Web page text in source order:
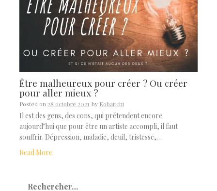
Être malheureux pour créer ? Ou créer
pour aller mieux ?
Posted on 28 octobre 2021 by Kobaitchi
Il est des gens, des cons, qui prétendent encore
aujourd’hui que pour être un artiste accompli, il faut
souffrir. Dépression, maladie, deuil, tristesse,…
Read More